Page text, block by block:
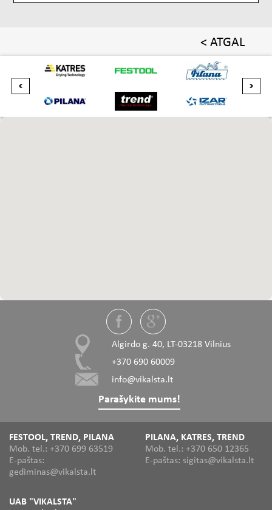
< ATGAL
Algirdo g. 40, LT-03218 Vilnius
+370 690 60009
info@vikalsta.lt
Parašykite mums!
FESTOOL, TREND, PILANA
Mob. tel.: +370 699 63519
E-paštas:
gediminas@vikalsta.lt
PILANA, KATRES, TREND
Mob. tel.: +370 650 12365
E-paštas: sigitas@vikalsta.lt
UAB "VIKALSTA"